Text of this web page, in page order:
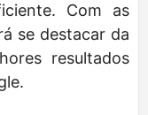
Com as
se destacar da
resultados